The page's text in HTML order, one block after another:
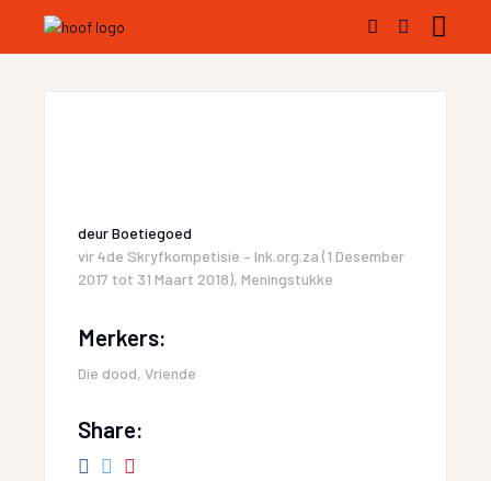
deurBoetiegoed
vir4de Skryfkompetisie – Ink.org.za (1 Desember
2017 tot 31 Maart 2018), Meningstukke
Merkers:
Die dood,Vriende
Share: